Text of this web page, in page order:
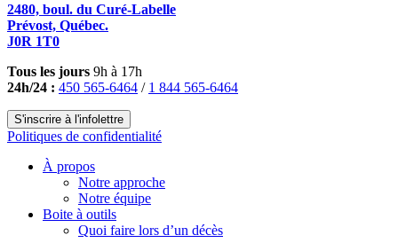
2480, boul. du Curé-Labelle
Prévost, Québec.
J0R 1T0
Tous les jours 9h à 17h
24h/24 : 450 565-6464 / 1 844 565-6464
S'inscrire à l'infolettre
Politiques de confidentialité
À propos
Notre approche
Notre équipe
Boite à outils
Quoi faire lors d’un décès